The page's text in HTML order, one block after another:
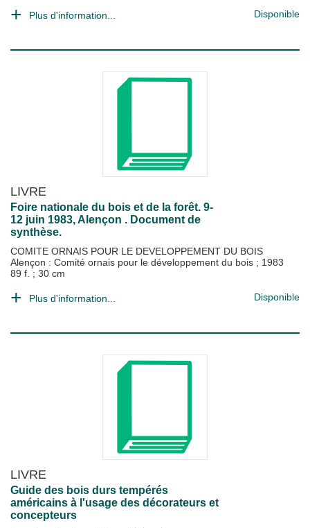
Plus d'information... Disponible
LIVRE
Foire nationale du bois et de la forêt. 9-
12 juin 1983, Alençon . Document de
synthèse.
COMITE ORNAIS POUR LE DEVELOPPEMENT DU BOIS
Alençon : Comité ornais pour le développement du bois ; 1983
89 f. ; 30 cm
Plus d'information... Disponible
LIVRE
Guide des bois durs tempérés
américains à l'usage des décorateurs et
concepteurs